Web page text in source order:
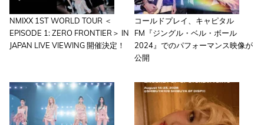
NMIXX 1ST WORLD TOUR ＜
EPISODE 1: ZERO FRONTIER＞ IN
JAPAN LIVE VIEWING 開催決定！
コールドプレイ、キャピタル
FM『ジングル・ベル・ボール
2024』でのパフォーマンス映像が
公開